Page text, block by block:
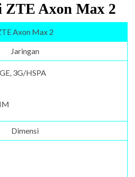
ZTE Axon Max 2
Axon Max 2
Jaringan
3G/HSPA
Dimensi